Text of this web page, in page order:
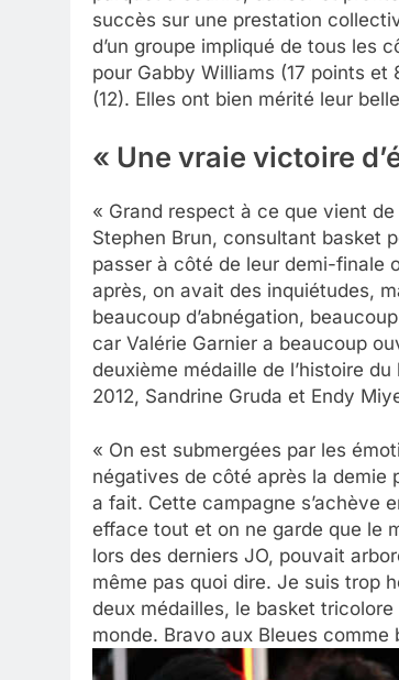
succès sur une prestation
d’un groupe impliqué de tous les
pour Gabby Williams (17 points et
(12). Elles ont bien mérité leur
« Une vraie victoire
« Grand respect à ce que vient
Stephen Brun, consultant basket
passer à côté de leur demi-finale
après, on avait des inquiétudes,
beaucoup d’abnégation,
car Valérie Garnier a beaucoup
deuxième médaille de l’histoire
2012, Sandrine Gruda et Endy
« On est submergées par les
négatives de côté après la demie
a fait. Cette campagne s’achève
efface tout et on ne garde que le
lors des derniers JO, pouvait
même pas quoi dire. Je suis trop
deux médailles, le basket
monde. Bravo aux Bleues comme